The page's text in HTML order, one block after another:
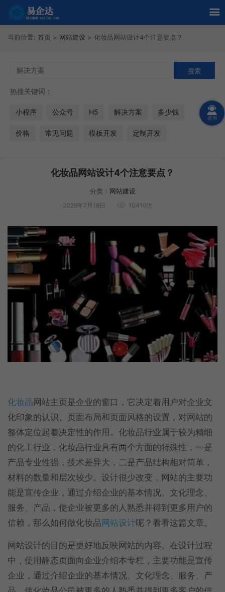
当前位置: 首页 > 网站建设 > 化妆品网站设计4个注意要点？
热搜关键词：
小程序 公众号 H5 解决方案 多少钱
价格 常见问题 模板开发 定制开发
化妆品网站设计4个注意要点？
分类： 网站建设
2026年7月18日 10410次
化妆品 网站主页是企业的窗口，它决定着用户对企业文
化印象的认识、页面布局和页面风格的设置，对网站的
整体定位起着决定性的作用。化妆品行业属于较为精细
的化工行业，化妆品行业具有两个方面的特殊性，一是
产品专业性强，技术差异大，二是产品结构相对简单，
材料的数量和层次较少。设计很少改变，网站的主要功
能是宣传企业，通过介绍企业的基本情况、文化理念、
服务、产品，使企业被更多的人熟悉并得到更多用户的
信赖，那么如何做化妆品 网站设计呢？看看这篇文章。
网站设计的目的是更好地反映网站的内容。在设计过程
中，使用静态页面向企业介绍本专栏，主要功能是宣传
企业，通过介绍企业的基本情况、文化理念、服务、产